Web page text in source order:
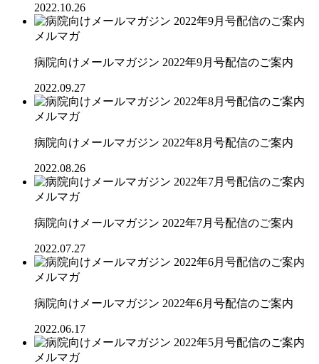
2022.10.26
メルマガ
病院向けメールマガジン 2022年9月号配信のご案内
2022.09.27
メルマガ
病院向けメールマガジン 2022年8月号配信のご案内
2022.08.26
メルマガ
病院向けメールマガジン 2022年7月号配信のご案内
2022.07.27
メルマガ
病院向けメールマガジン 2022年6月号配信のご案内
2022.06.17
メルマガ